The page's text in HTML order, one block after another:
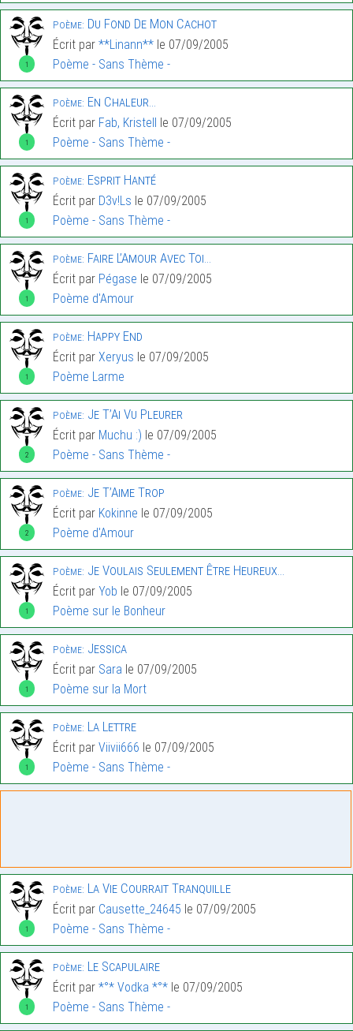
1
Poème: Du Fond De Mon Cachot
Écrit par **Linann** le 07/09/2005
Poème - Sans Thème -
1
Poème: En Chaleur…
Écrit par Fab, Kristell
le 07/09/2005
Poème - Sans Thème -
1
Poème: Esprit Hanté
Écrit par D3v!Ls le 07/09/2005
Poème - Sans Thème -
1
Poème: Faire L’Amour Avec Toi…
Écrit par Pégase le 07/09/2005
Poème d'Amour
1
Poème: Happy End
Écrit par Xeryus le 07/09/2005
Poème Larme
2
Poème: Je T’Ai Vu Pleurer
Écrit par Muchu :) le 07/09/2005
Poème - Sans Thème -
2
Poème: Je T’Aime Trop
Écrit par Kokinne le 07/09/2005
Poème d'Amour
1
Poème: Je Voulais Seulement Être Heureux…
Écrit par Yob le 07/09/2005
Poème sur le Bonheur
1
Poème: Jessica
Écrit par Sara le 07/09/2005
Poème sur la Mort
1
Poème: La Lettre
Écrit par Viivii666 le 07/09/2005
Poème - Sans Thème -
1
Poème: La Vie Courrait Tranquille
Écrit par Causette_24645 le 07/09/2005
Poème - Sans Thème -
1
Poème: Le Scapulaire
Écrit par *°* Vodka *°* le 07/09/2005
Poème - Sans Thème -